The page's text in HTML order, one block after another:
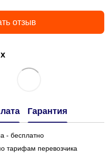
отзыв
Гарантия
- бесплатно
тарифам перевозчика